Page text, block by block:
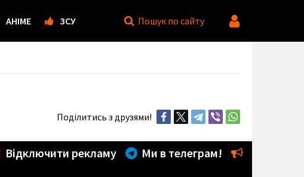
АНІМЕ ЗСУ Пошук по сайту
Поділитись з друзями!
Відключити рекламу Ми в телеграм!